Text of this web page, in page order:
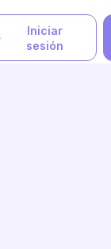
Iniciar
sesión